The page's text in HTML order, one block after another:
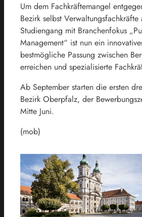
Um dem Fachkräftemangel
Bezirk selbst Verwaltungsfachkräfte
Studiengang mit Branchenfokus
Management“ ist nun ein
bestmögliche Passung zwischen
erreichen und spezialisierte
Ab September starten die ersten
Bezirk Oberpfalz, der
Mitte Juni.
(mob)